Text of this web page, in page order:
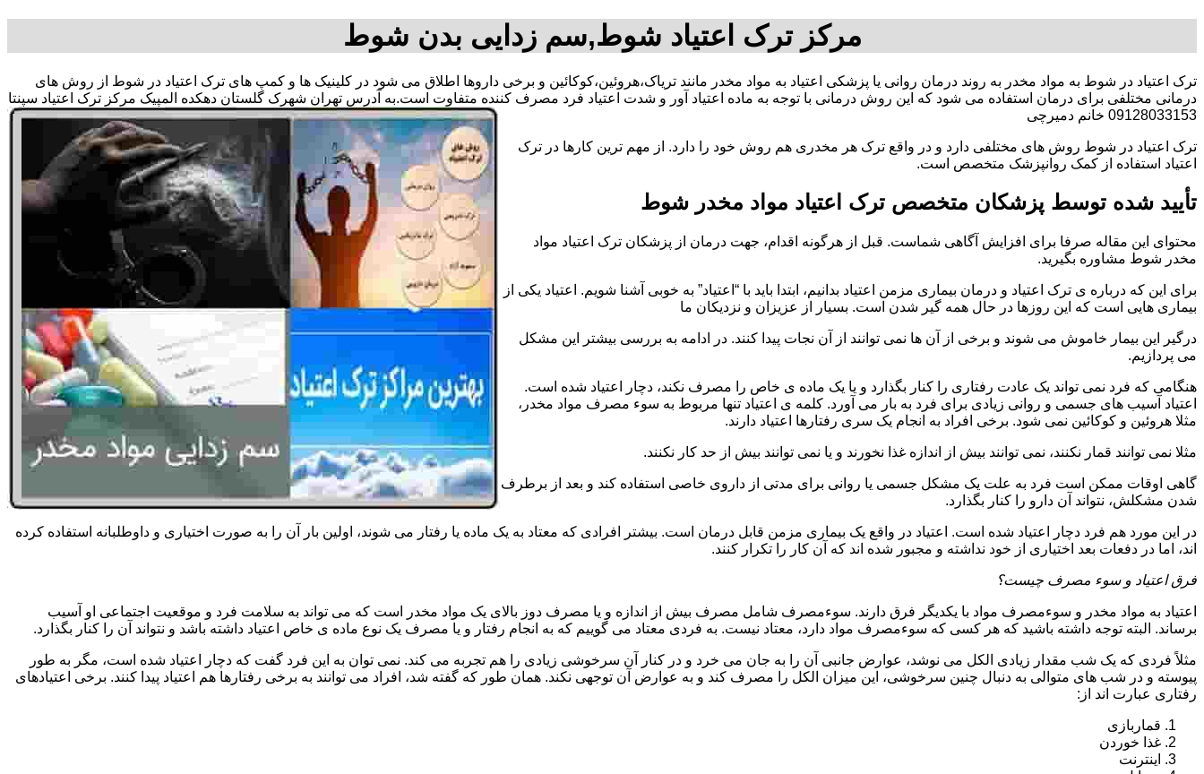
مرکز ترک اعتیاد شوط,سم زدایی بدن شوط
ترک اعتیاد در شوط به مواد مخدر به روند درمان روانی یا پزشکی اعتیاد به مواد مخدر مانند تریاک،هروئین،کوکائین و برخی داروها اطلاق می شود در کلینیک ها و کمپ های ترک اعتیاد در شوط از روش های
درمانی مختلفی برای درمان استفاده می شود که این روش درمانی با توجه به ماده اعتیاد آور و شدت اعتیاد فرد مصرف کننده متفاوت است.به آدرس تهران شهرک گلستان دهکده المپیک مرکز ترک اعتیاد سپنتا
09128033153 خانم دمیرچی
ترک اعتیاد در شوط روش های مختلفی دارد و در واقع ترک هر مخدری هم روش خود را دارد. از مهم ترین کارها در ترک
اعتیاد استفاده از کمک روانپزشک متخصص است.
تأیید شده توسط پزشکان متخصص ترک اعتیاد مواد مخدر شوط
محتوای این مقاله صرفا برای افزایش آگاهی شماست. قبل از هرگونه اقدام، جهت درمان از پزشکان ترک اعتیاد مواد
مخدر شوط مشاوره بگیرید.
برای این که درباره ی ترک اعتیاد و درمان بیماری مزمن اعتیاد بدانیم، ابتدا باید با “اعتیاد” به خوبی آشنا شویم. اعتیاد یکی از
بیماری هایی است که این روزها در حال همه گیر شدن است. بسیار از عزیزان و نزدیکان ما
درگیر این بیمار خاموش می شوند و برخی از آن ها نمی توانند از آن نجات پیدا کنند. در ادامه به بررسی بیشتر این مشکل
می پردازیم.
هنگامی که فرد نمی تواند یک عادت رفتاری را کنار بگذارد و یا یک ماده ی خاص را مصرف نکند، دچار اعتیاد شده است.
اعتیاد آسیب های جسمی و روانی زیادی برای فرد به بار می آورد. کلمه ی اعتیاد تنها مربوط به سوء مصرف مواد مخدر،
مثلا هروئین و کوکائین نمی شود. برخی افراد به انجام یک سری رفتارها اعتیاد دارند.
مثلا نمی توانند قمار نکنند، نمی توانند بیش از اندازه غذا نخورند و یا نمی توانند بیش از حد کار نکنند.
گاهی اوقات ممکن است فرد به علت یک مشکل جسمی یا روانی برای مدتی از داروی خاصی استفاده کند و بعد از برطرف
شدن مشکلش، نتواند آن دارو را کنار بگذارد.
در این مورد هم فرد دچار اعتیاد شده است. اعتیاد در واقع یک بیماری مزمن قابل درمان است. بیشتر افرادی که معتاد به یک ماده یا رفتار می شوند، اولین بار آن را به صورت اختیاری و داوطلبانه استفاده کرده
اند، اما در دفعات بعد اختیاری از خود نداشته و مجبور شده اند که آن کار را تکرار کنند.
فرق اعتیاد و سوء مصرف چیست؟
اعتیاد به مواد مخدر و سوءمصرف مواد با یکدیگر فرق دارند. سوءمصرف شامل مصرف بیش از اندازه و یا مصرف دوز بالای یک مواد مخدر است که می تواند به سلامت فرد و موقعیت اجتماعی او آسیب
برساند. البته توجه داشته باشید که هر کسی که سوءمصرف مواد دارد، معتاد نیست. به فردی معتاد می گوییم که به انجام رفتار و یا مصرف یک نوع ماده ی خاص اعتیاد داشته باشد و نتواند آن را کنار بگذارد.
مثلاً فردی که یک شب مقدار زیادی الکل می نوشد، عوارض جانبی آن را به جان می خرد و در کنار آن سرخوشی زیادی را هم تجربه می کند. نمی توان به این فرد گفت که دچار اعتیاد شده است، مگر به طور
پیوسته و در شب های متوالی به دنبال چنین سرخوشی، این میزان الکل را مصرف کند و به عوارض آن توجهی نکند. همان طور که گفته شد، افراد می توانند به برخی رفتارها هم اعتیاد پیدا کنند. برخی اعتیادهای
رفتاری عبارت اند از:
قماربازی
غذا خوردن
اینترنت